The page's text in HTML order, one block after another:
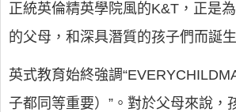
正統英倫精英學院風的K&T，正是
的父母，和深具潛質的孩子們而誕生
英式教育始終強調
子都同等重要）”。對於父母來說，